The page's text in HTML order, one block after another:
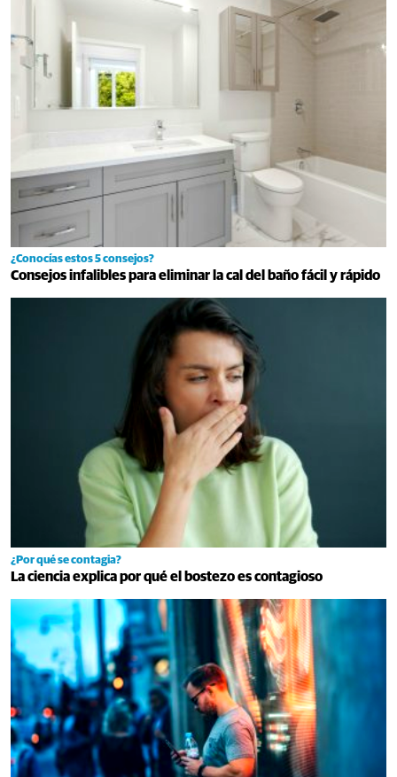
¿Conocías estos 5 consejos?
Consejos infalibles para eliminar la cal del baño fácil y rápido
¿Por qué se contagia?
La ciencia explica por qué el bostezo es contagioso